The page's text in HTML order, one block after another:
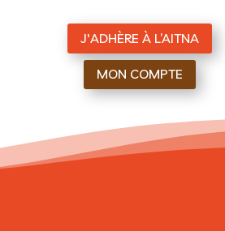
J'ADHÈRE À L’AITNA
MON COMPTE